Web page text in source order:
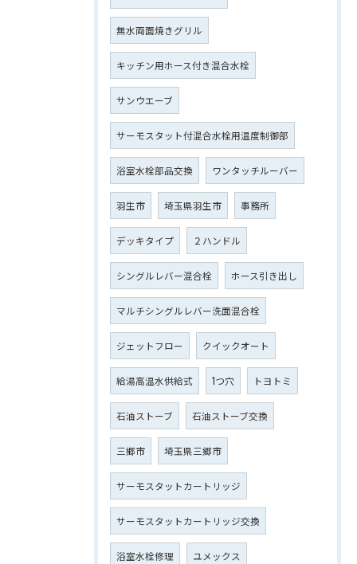
無水両面焼きグリル
キッチン用ホース付き混合水栓
サンウエーブ
サーモスタット付混合水栓用温度制御部
浴室水栓部品交換 ワンタッチルーバー
羽生市 埼玉県羽生市 事務所
デッキタイプ ２ハンドル
シングルレバー混合栓 ホース引き出し
マルチシングルレバー洗面混合栓
ジェットフロー クイックオート
給湯高温水供給式 1つ穴 トヨトミ
石油ストーブ 石油ストーブ交換
三郷市 埼玉県三郷市
サーモスタットカートリッジ
サーモスタットカートリッジ交換
浴室水栓修理 ユメックス